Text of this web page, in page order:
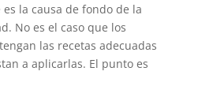
la causa de fondo de la
No es el caso que los
las recetas adecuadas
a aplicarlas. El punto es